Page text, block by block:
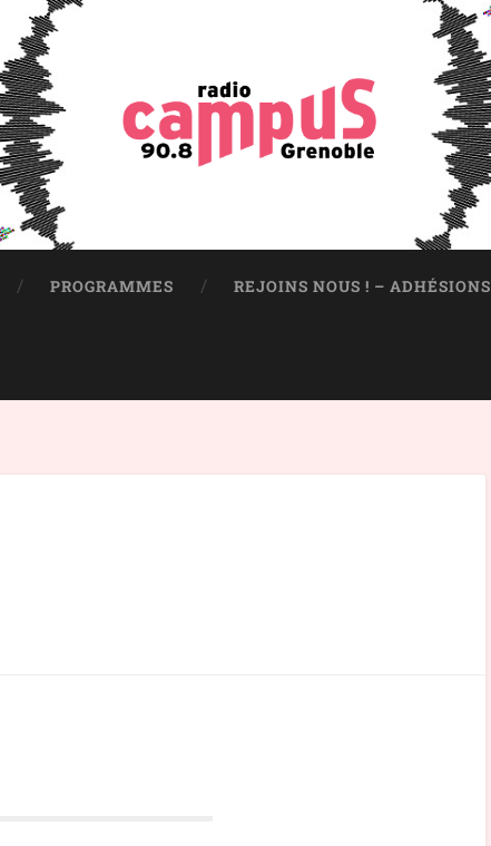
PROGRAMMES REJOINS NOUS ! – ADHÉSIONS